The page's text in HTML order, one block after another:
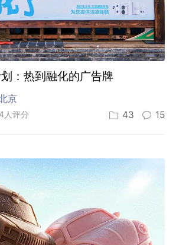
：热到融化的广告牌
京
人评分 43 15